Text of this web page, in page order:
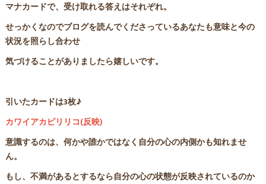
マナカードで、受け取れる答えはそれぞれ。
せっかくなのでブログを読んでくださっているあなたも意味と今の
状況を照らし合わせ
気づけることがありましたら嬉しいです。
引いたカードは3枚♪
カワイアカピリリコ(反映)
意識するのは、何かや誰かではなく自分の心の内側かも知れませ
ん。
もし、不満があるとするなら自分の心の状態が反映されているのか